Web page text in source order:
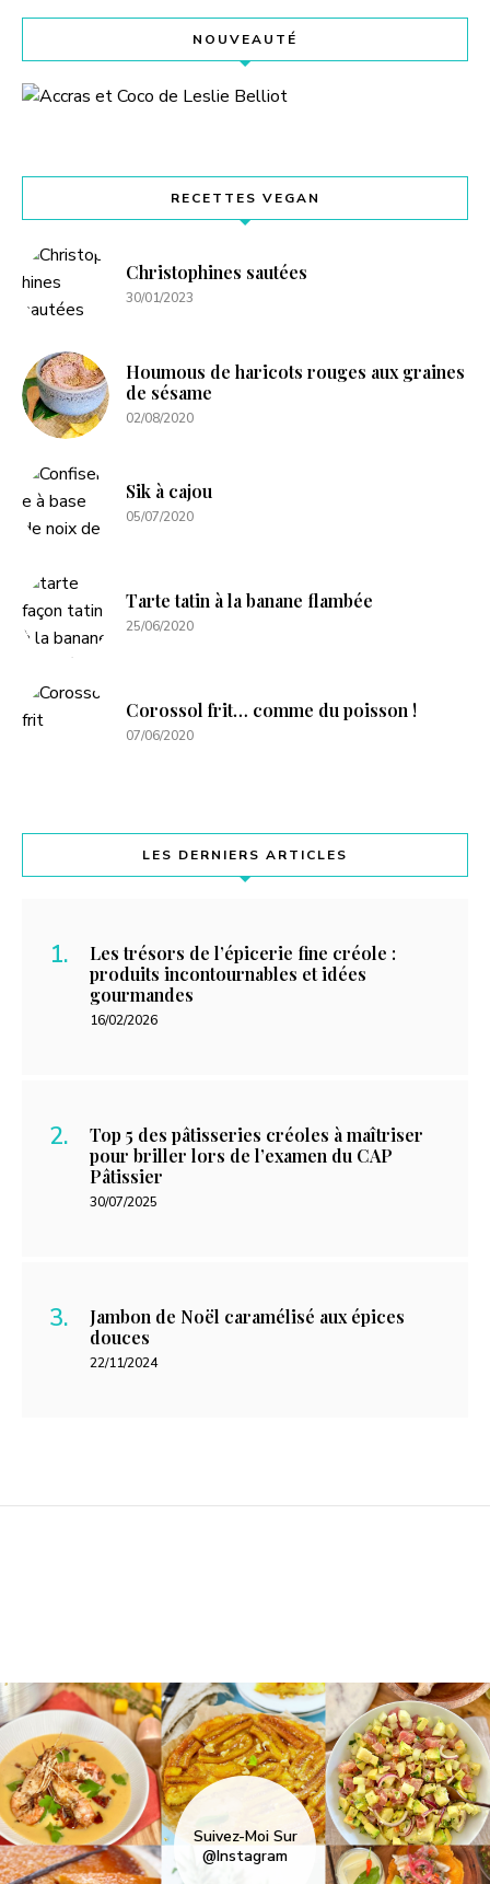
NOUVEAUTÉ
RECETTES VEGAN
Christophines sautées
30/01/2023
Houmous de haricots rouges aux graines
de sésame
02/08/2020
Sik à cajou
05/07/2020
Tarte tatin à la banane flambée
25/06/2020
Corossol frit… comme du poisson !
07/06/2020
LES DERNIERS ARTICLES
Les trésors de l’épicerie fine créole :
produits incontournables et idées
gourmandes
16/02/2026
Top 5 des pâtisseries créoles à maîtriser
pour briller lors de l’examen du CAP
Pâtissier
30/07/2025
Jambon de Noël caramélisé aux épices
douces
22/11/2024
Suivez-Moi Sur
@Instagram